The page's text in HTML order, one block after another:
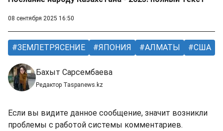
08 сентября 2025 16:50
ЗЕМЛЕТРЯСЕНИЕ ЯПОНИЯ АЛМАТЫ США
Бахыт Сарсембаева
Редактор Taspanews.kz
Если вы видите данное сообщение, значит возникли
проблемы с работой системы комментариев.